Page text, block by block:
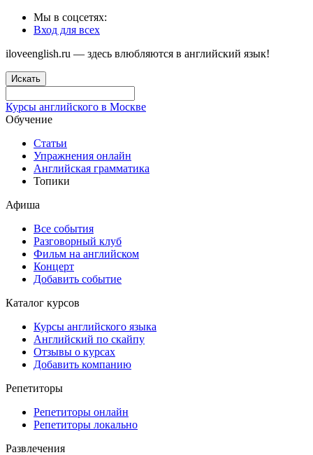
Мы в соцсетях:
Вход для всех
iloveenglish.ru — здесь влюбляются в английский язык!
Искать
Курсы английского в Москве
Обучение
Статьи
Упражнения онлайн
Английская грамматика
Топики
Афиша
Все события
Разговорный клуб
Фильм на английском
Концерт
Добавить событие
Каталог курсов
Курсы английского языка
Английский по скайпу
Отзывы о курсах
Добавить компанию
Репетиторы
Репетиторы онлайн
Репетиторы локально
Развлечения